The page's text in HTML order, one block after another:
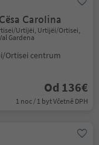
Carolina
Urtijëi, Urtijëi/Ortisei,
Gardena
Ortisei centrum
Od 136€
1 noc / 1 byt Včetně DPH